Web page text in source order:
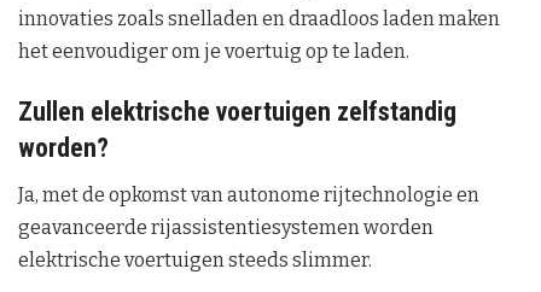
innovaties zoals snelladen en draadloos laden maken
het eenvoudiger om je voertuig op te laden.
Zullen elektrische voertuigen zelfstandig
worden?
Ja, met de opkomst van autonome rijtechnologie en
geavanceerde rijassistentiesystemen worden
elektrische voertuigen steeds slimmer.